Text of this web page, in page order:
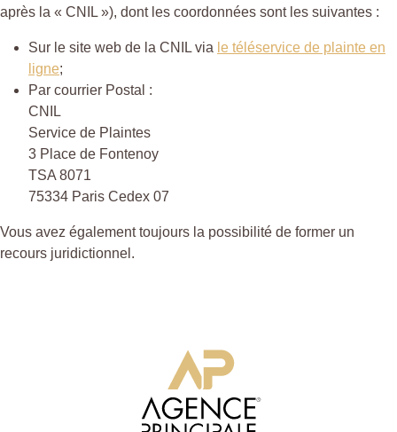
après la « CNIL »), dont les coordonnées sont les suivantes :
Sur le site web de la CNIL via le téléservice de plainte en
ligne;
Par courrier Postal :
CNIL
Service de Plaintes
3 Place de Fontenoy
TSA 8071
75334 Paris Cedex 07
Vous avez également toujours la possibilité de former un
recours juridictionnel.